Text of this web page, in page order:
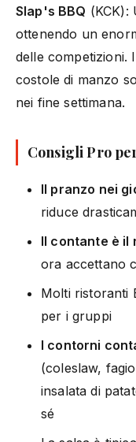
Slap's BBQ (KCK):
ottenendo un
delle competizioni.
costole di manzo
nei fine settimana.
Consigli Pro
Il pranzo nei
riduce
Il contante è il
ora accettano
Molti ristoranti
per i gruppi
I contorni
(coleslaw,
insalata di
sé